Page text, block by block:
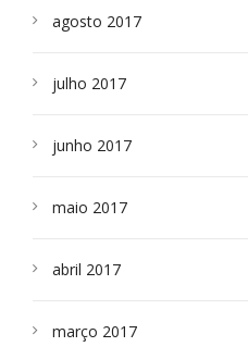
agosto 2017
julho 2017
junho 2017
maio 2017
abril 2017
março 2017